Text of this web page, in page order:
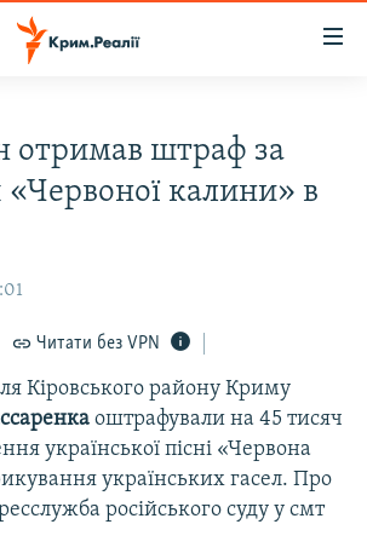
отримав штраф за
калини» в
Читати без VPN
Кіровського району Криму
оштрафували на 45 тисяч
української пісні «Червона
українських гасел. Про
російського суду у смт